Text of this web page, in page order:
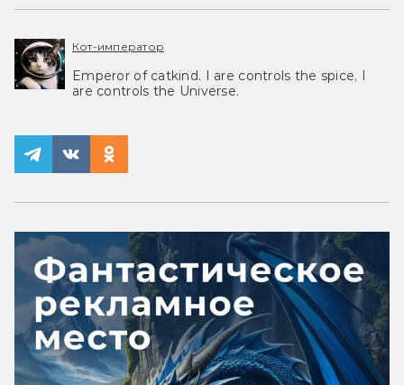
Кот-император
Emperor of catkind. I are controls the spice, I
are controls the Universe.